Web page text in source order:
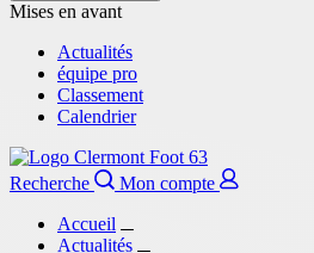
Mises en avant
Actualités
équipe pro
Classement
Calendrier
Recherche
Mon compte
Accueil
Actualités